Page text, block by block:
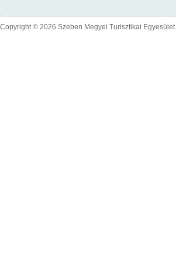
Copyright © 2026 Szeben Megyei Turisztikai